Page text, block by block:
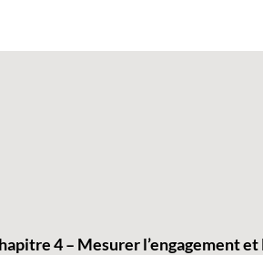
4 – Mesurer l’engagement